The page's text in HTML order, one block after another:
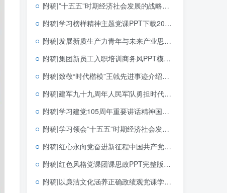
附稿|”十五五”时期经济社会发展的战略任务和重大举措完整版党团思政宣讲PPT模板免费下载
附稿|学习榜样精神主题党课PPT下载2026“七一勋章”的精神解码
附稿|发展新质生产力青年与未来产业思政课公开课完整PPT带讲稿课件
附稿|集团新员工入职培训商务风PPT模板企业新人岗前培训课件
附稿|致敬“时代楷模”王戟先进事迹介绍思政课党课ppt模板
附稿|建军九十九周年人民军队勇担时代使命党课ppt模板
附稿|学习建党105周年重要讲话精神国企党支部党课PPT课件下载
附稿|学习领会”十五五”时期经济社会发展的指导思想重大原则和根本保证基层党课宣讲PPT下载
附稿|红心永向党奋进新征程中国共产党成立105周年专题党课党建PPT模板
附稿|红色风格党课团课思政PPT完整版学习党建文选第一卷第二卷党建思想
附稿|以廉洁文化涵养正确政绩观党课学习教育PPT模板可编辑下载